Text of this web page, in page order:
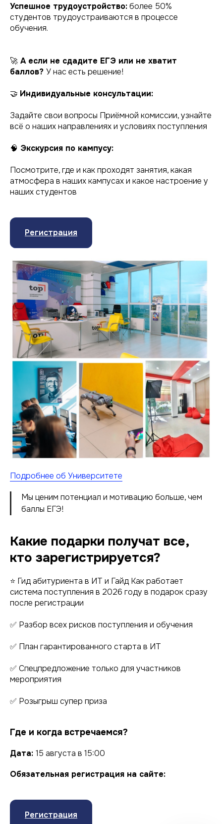
Успешное трудоустройство:более 50%
студентов трудоустраиваются в процессе
обучения.
🚀 А если не сдадите ЕГЭ или не хватит
баллов? У нас есть решение!
🤝 Индивидуальные консультации:
Задайте свои вопросы Приёмной комиссии, узнайте
всё о наших направлениях и условиях поступления
🧠 Экскурсия по кампусу:
Посмотрите, где и как проходят занятия, какая
атмосфера в наших кампусах и какое настроение у
наших студентов
Регистрация
Подробнее об Университете
Мы ценим потенциал и мотивацию больше, чем
баллы ЕГЭ!
Какие подарки получат все,
кто зарегистрируется?
⭐ Гид абитуриента в ИТ и Гайд Как работает
система поступления в 2026 году в подарок сразу
после регистрации
✅ Разбор всех рисков поступления и обучения
✅ План гарантированного старта в ИТ
✅ Спецпредложение только для участников
мероприятия
✅ Розыгрыш супер приза
Где и когда встречаемся?
Дата: 15 августа в 15:00
Обязательная регистрация на сайте:
Регистрация